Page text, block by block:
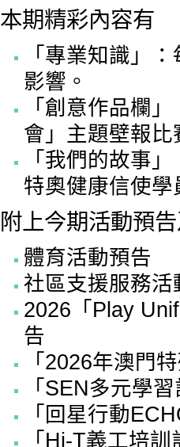
本期精彩內容有
「專業知識」
影響。
「創意作品欄
會」主題壁報
「我們的故事
特奧健康信使
附上今期活動預
體育活動預告
社區支援服務活
2026「Play
告
「2026年澳門
「SEN多元學
「回星行動
「Hi-T義工培